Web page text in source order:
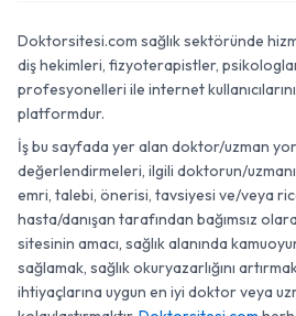
Doktorsitesi.com sağlık sektöründe
diş hekimleri, fizyoterapistler,
profesyonelleri ile internet
platformdur.
İş bu sayfada yer alan doktor/uzman
değerlendirmeleri, ilgili doktorun/
emri, talebi, önerisi, tavsiyesi ve/veya
hasta/danışan tarafından bağımsız
sitesinin amacı, sağlık alanında
sağlamak, sağlık okuryazarlığını
ihtiyaçlarına uygun en iyi doktor veya